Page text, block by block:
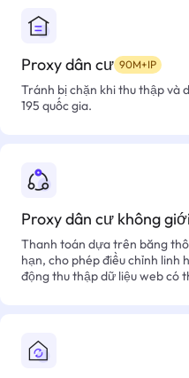
Proxy dân cư 90M+IP
Tránh bị chặn khi thu thập và
195 quốc gia.
Proxy dân cư không
Thanh toán dựa trên băng
hạn, cho phép điều chỉnh
động thu thập dữ liệu web có